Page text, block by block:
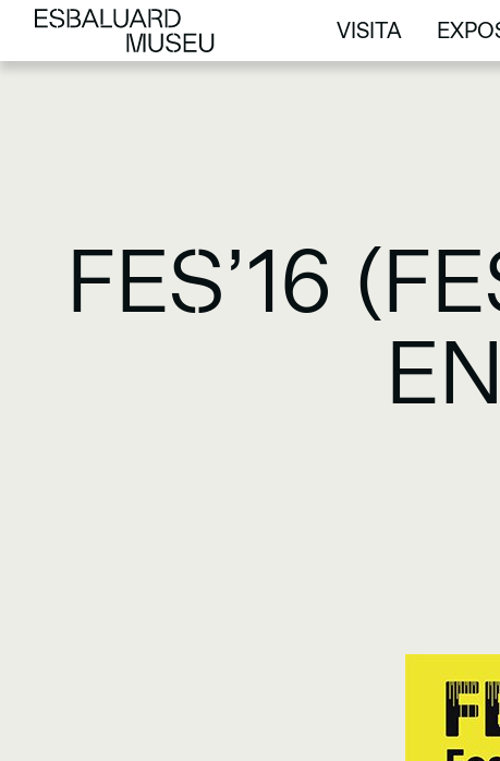
VISITA
VISITA
FES’16